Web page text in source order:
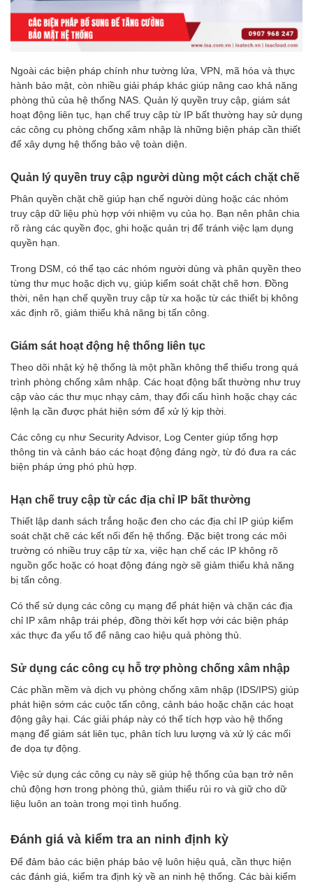
Ngoài các biện pháp chính như tường lửa, VPN, mã hóa và thực
hành bảo mật, còn nhiều giải pháp khác giúp nâng cao khả năng
phòng thủ của hệ thống NAS. Quản lý quyền truy cập, giám sát
hoạt động liên tục, hạn chế truy cập từ IP bất thường hay sử dụng
các công cụ phòng chống xâm nhập là những biện pháp cần thiết
để xây dựng hệ thống bảo vệ toàn diện.
Quản lý quyền truy cập người dùng một cách chặt chẽ
Phân quyền chặt chẽ giúp hạn chế người dùng hoặc các nhóm
truy cập dữ liệu phù hợp với nhiệm vụ của họ. Bạn nên phân chia
rõ ràng các quyền đọc, ghi hoặc quản trị để tránh việc lạm dụng
quyền hạn.
Trong DSM, có thể tạo các nhóm người dùng và phân quyền theo
từng thư mục hoặc dịch vụ, giúp kiểm soát chặt chẽ hơn. Đồng
thời, nên hạn chế quyền truy cập từ xa hoặc từ các thiết bị không
xác định rõ, giảm thiểu khả năng bị tấn công.
Giám sát hoạt động hệ thống liên tục
Theo dõi nhật ký hệ thống là một phần không thể thiếu trong quá
trình phòng chống xâm nhập. Các hoạt động bất thường như truy
cập vào các thư mục nhạy cảm, thay đổi cấu hình hoặc chạy các
lệnh lạ cần được phát hiện sớm để xử lý kịp thời.
Các công cụ như Security Advisor, Log Center giúp tổng hợp
thông tin và cảnh báo các hoạt động đáng ngờ, từ đó đưa ra các
biện pháp ứng phó phù hợp.
Hạn chế truy cập từ các địa chỉ IP bất thường
Thiết lập danh sách trắng hoặc đen cho các địa chỉ IP giúp kiểm
soát chặt chẽ các kết nối đến hệ thống. Đặc biệt trong các môi
trường có nhiều truy cập từ xa, việc hạn chế các IP không rõ
nguồn gốc hoặc có hoạt động đáng ngờ sẽ giảm thiểu khả năng
bị tấn công.
Có thể sử dụng các công cụ mạng để phát hiện và chặn các địa
chỉ IP xâm nhập trái phép, đồng thời kết hợp với các biện pháp
xác thực đa yếu tố để nâng cao hiệu quả phòng thủ.
Sử dụng các công cụ hỗ trợ phòng chống xâm nhập
Các phần mềm và dịch vụ phòng chống xâm nhập (IDS/IPS) giúp
phát hiện sớm các cuộc tấn công, cảnh báo hoặc chặn các hoạt
động gây hại. Các giải pháp này có thể tích hợp vào hệ thống
mạng để giám sát liên tục, phân tích lưu lượng và xử lý các mối
đe dọa tự động.
Việc sử dụng các công cụ này sẽ giúp hệ thống của bạn trở nên
chủ động hơn trong phòng thủ, giảm thiểu rủi ro và giữ cho dữ
liệu luôn an toàn trong mọi tình huống.
Đánh giá và kiểm tra an ninh định kỳ
Để đảm bảo các biện pháp bảo vệ luôn hiệu quả, cần thực hiện
các đánh giá, kiểm tra định kỳ về an ninh hệ thống. Các bài kiểm